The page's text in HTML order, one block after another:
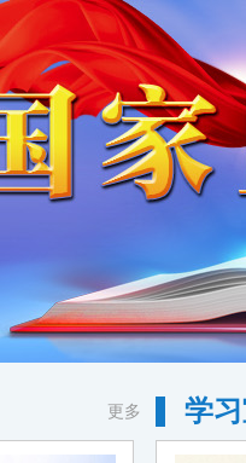
更多 学